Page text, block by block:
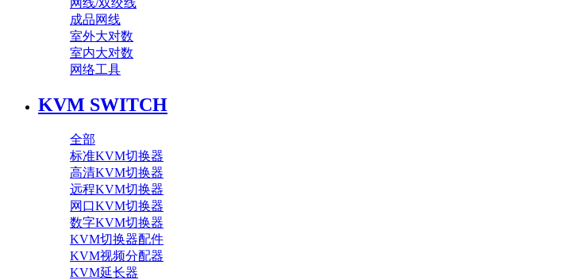
网线/双绞线
成品网线
室外大对数
室内大对数
网络工具
KVM SWITCH
全部
标准KVM切换器
高清KVM切换器
远程KVM切换器
网口KVM切换器
数字KVM切换器
KVM切换器配件
KVM视频分配器
KVM延长器